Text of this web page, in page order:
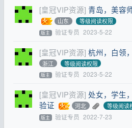
[皇冠VIP资源] 青岛，美容
山东 等级阅读权限
版主 验证专员 2023-5-22
[皇冠VIP资源] 杭州，白领
浙江 等级阅读权限
版主 验证专员 2023-5-22
[皇冠VIP资源] 处女，学生
验证
河北 等级阅读
版主 验证专员 2022-7-23